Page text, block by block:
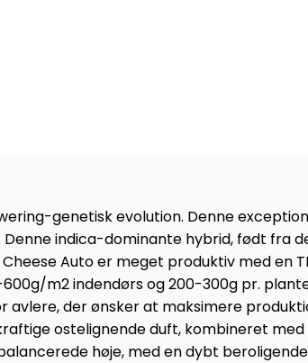
genetisk evolution. Denne
indica-dominante hybrid, født fra
Auto er meget produktiv med en
m2 indendørs og 200-300g pr.
der ønsker at maksimere
ostelignende duft, kombineret
høje, med en dybt